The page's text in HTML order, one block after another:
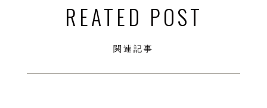
REATED POST
関連記事